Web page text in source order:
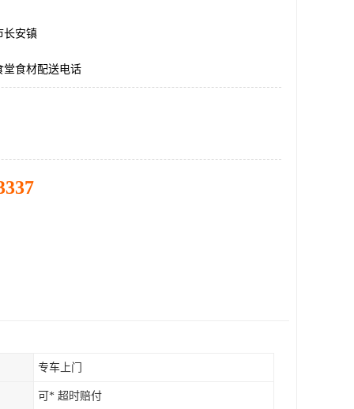
长安镇
堂食材配送电话
专车上门
可* 超时赔付